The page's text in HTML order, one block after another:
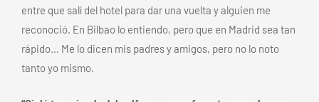
entre que salí del hotel para dar una vuelta y alguien me
reconoció. En Bilbao lo entiendo, pero que en Madrid sea tan
rápido… Me lo dicen mis padres y amigos, pero no lo noto
tanto yo mismo.